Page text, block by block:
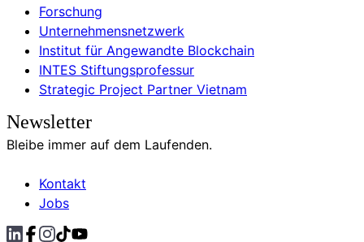
Forschung
Unternehmensnetzwerk
Institut für Angewandte Blockchain
INTES Stiftungsprofessur
Strategic Project Partner Vietnam
Newsletter
Bleibe immer auf dem Laufenden.
Kontakt
Jobs